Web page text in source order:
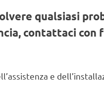
qualsiasi
contattaci con
e